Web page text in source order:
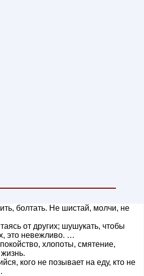
болтать. Не шистай, молчи, не
от других; шушукать, чтобы
это невежливо. …
хлопоты, смятение,
кого не позывает на еду, кто не